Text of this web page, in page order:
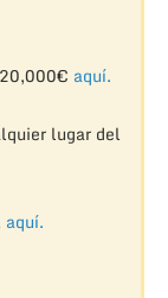
aquí.
lugar del
aquí.